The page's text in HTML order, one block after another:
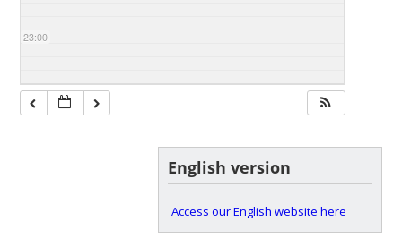
23:00
English version
Access our English website here